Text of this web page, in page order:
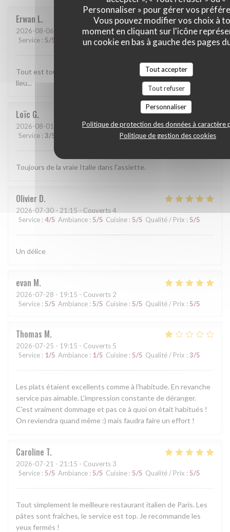
Personnaliser » pour gérer vos
Vous pouvez modifier vos choix à
moment en cliquant sur l'icône
un cookie en bas à gauche des pages
Tout accepter
Tout refuser
Personnaliser
Politique de protection des données à caractère
Politique de gestion des cookies
Erwan L
2026-08-06 - 13:30 - Couverts 2
Service : 5/5 Ambiance: 5/5 Cuisine: 5/5 Qualité / Prix:5/5
Tout est toujours parfait. l'accueil et le service, les plats, le
lieu...
Loïc G
2026-08-01
- 19:15 - Couverts 3
Service : 3/5 Cuisine:5/5 Qualité / Prix:4/5
Toujours de la vraie Italie dans l'assiette.
Olivier D
2026-07-30 - 21:15 - Couverts 4
Service : 4/5 Ambiance : 5/5 Cuisine :5/5 Qualité / Prix : 5/5
Un délice
evan M
2026-07-28 - 19:15 - Couverts 2
Service : 5/5 Ambiance : 5/5 Cuisine : 5/5 Qualité / Prix : 5/5
Thomas M
2026-07-25 - 19:15 - Couverts 5
Service : 1/5 Ambiance : 1/5 Cuisine : 5/5 Qualité / Prix : 3/5
Les plats étaient excellents comme à l'habitude. En revanche
service pas aimable. L'impression constante de déranger.
C'est vraiment dommage et pas ce à quoi on était habitués !
On reviendra quand même :) mais faudra faire un effort !
Caroline T
2026-07-21 - 21:15 - Couverts 3
Service : 5/5 Ambiance : 5/5 Cuisine : 5/5 Qualité / Prix : 5/5
Tout simplement le meilleure restaurant italien de Paris. Les
pâtes sont fraîches, le service est top. Je recommande les
yeux fermés !